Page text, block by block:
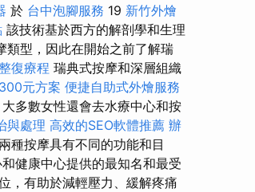
於 台中泡腳服務 19 新竹外燴
該技術基於西方的解剖學和生理
類型，因此在開始之前了解瑞
復療程 瑞典式按摩和深層組織
元方案 便捷自助式外燴服務
多數女性還會去水療中心和按
與處理 高效的SEO軟體推薦 辦
種按摩具有不同的功能和目
健康中心提供的最知名和最受
，有助於減輕壓力、緩解疼痛